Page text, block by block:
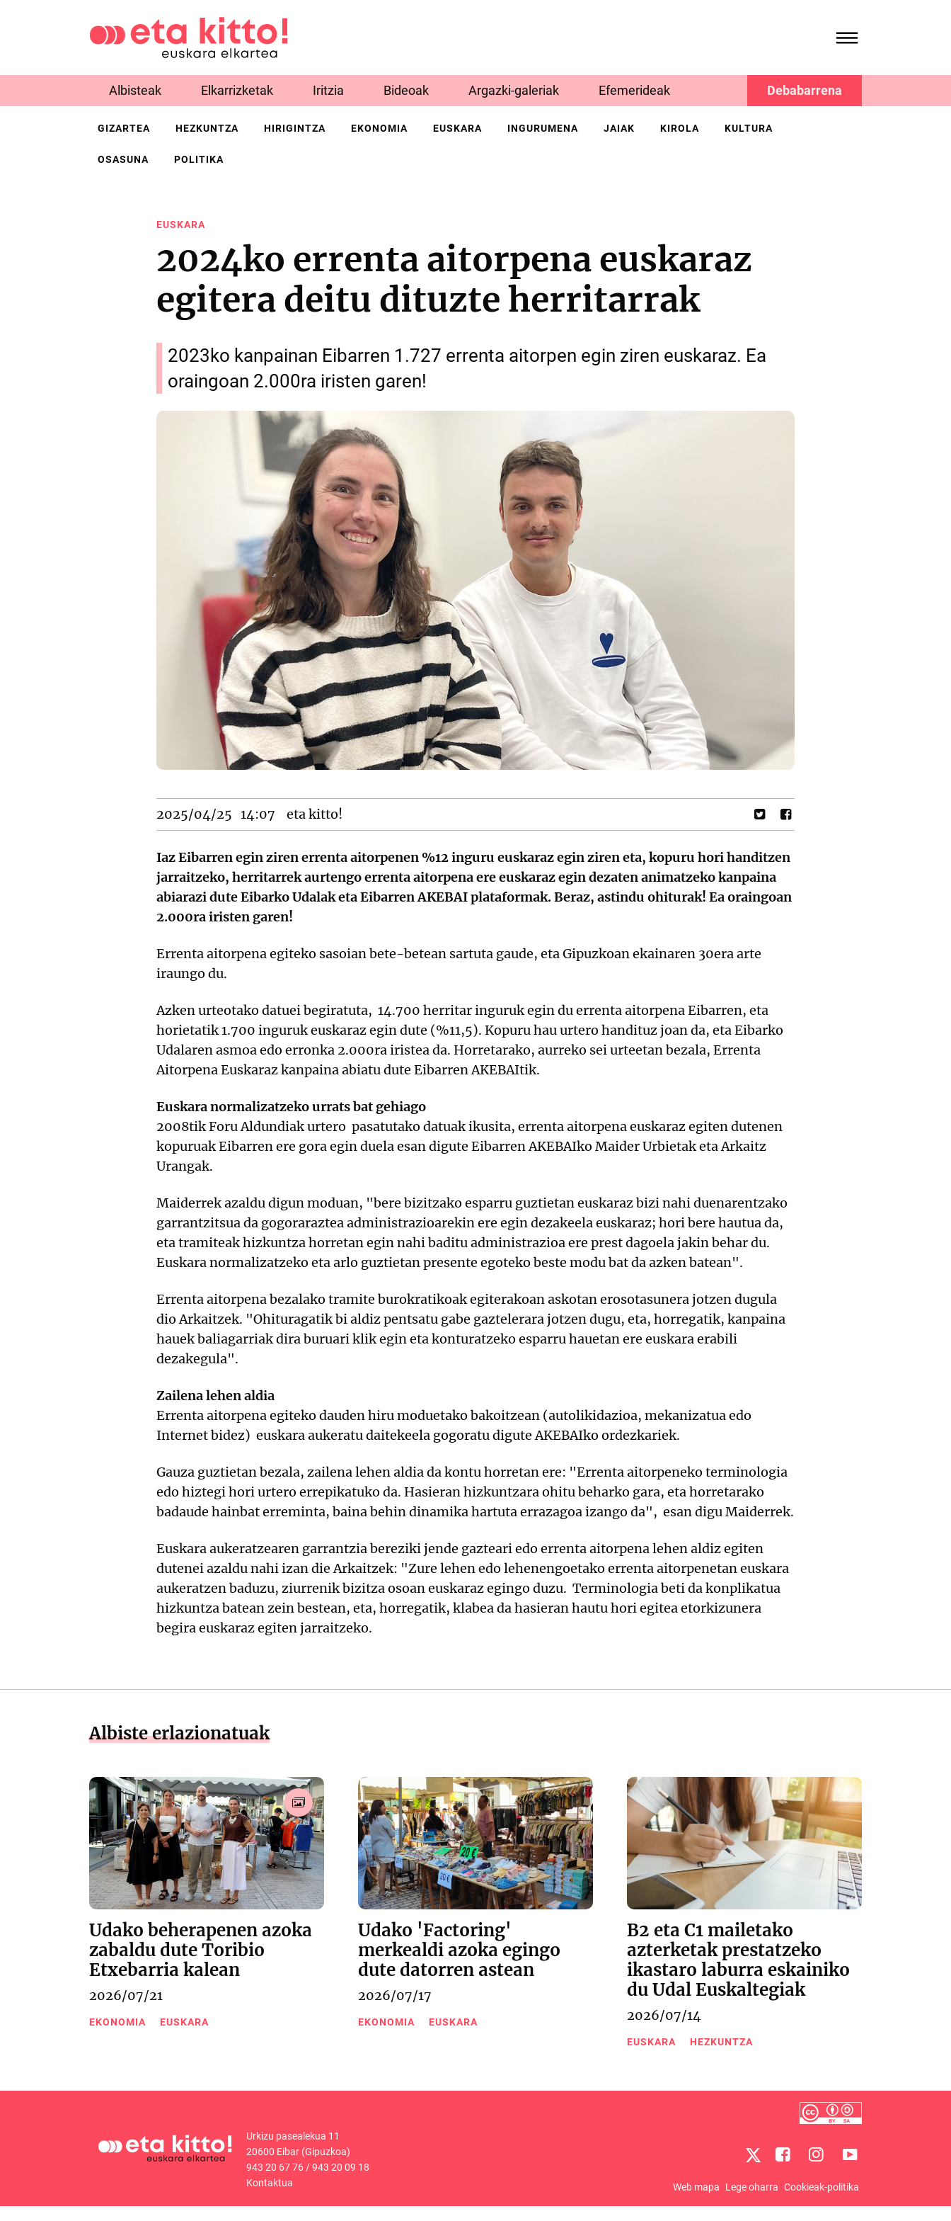
Albisteak Elkarrizketak Iritzia Bideoak Argazki-galeriak Efemerideak Debabarrena
GIZARTEA HEZKUNTZA HIRIGINTZA EKONOMIA EUSKARA INGURUMENA JAIAK KIROLA KULTURA
OSASUNA POLITIKA
EUSKARA
2024ko errenta aitorpena euskaraz
egitera deitu dituzte herritarrak
2023ko kanpainan Eibarren 1.727 errenta aitorpen egin ziren euskaraz. Ea
oraingoan 2.000ra iristen garen!
2025/04/25 14:07 eta kitto!
Iaz Eibarren egin ziren errenta aitorpenen %12 inguru euskaraz egin ziren eta, kopuru hori handitzen
jarraitzeko, herritarrek aurtengo errenta aitorpena ere euskaraz egin dezaten animatzeko kanpaina
abiarazi dute Eibarko Udalak eta Eibarren AKEBAI plataformak. Beraz, astindu ohiturak! Ea oraingoan
2.000ra iristen garen!
Errenta aitorpena egiteko sasoian bete-betean sartuta gaude, eta Gipuzkoan ekainaren 30era arte
iraungo du.
Azken urteotako datuei begiratuta, 14.700 herritar inguruk egin du errenta aitorpena Eibarren, eta
horietatik 1.700 inguruk euskaraz egin dute (%11,5). Kopuru hau urtero handituz joan da, eta Eibarko
Udalaren asmoa edo erronka 2.000ra iristea da. Horretarako, aurreko sei urteetan bezala, Errenta
Aitorpena Euskaraz kanpaina abiatu dute Eibarren AKEBAItik.
Euskara normalizatzeko urrats bat gehiago
2008tik Foru Aldundiak urtero pasatutako datuak ikusita, errenta aitorpena euskaraz egiten dutenen
kopuruak Eibarren ere gora egin duela esan digute Eibarren AKEBAIko Maider Urbietak eta Arkaitz
Urangak.
Maiderrek azaldu digun moduan, "bere bizitzako esparru guztietan euskaraz bizi nahi duenarentzako
garrantzitsua da gogoraraztea administrazioarekin ere egin dezakeela euskaraz; hori bere hautua da,
eta tramiteak hizkuntza horretan egin nahi baditu administrazioa ere prest dagoela jakin behar du.
Euskara normalizatzeko eta arlo guztietan presente egoteko beste modu bat da azken batean".
Errenta aitorpena bezalako tramite burokratikoak egiterakoan askotan erosotasunera jotzen dugula
dio Arkaitzek. "Ohituragatik bi aldiz pentsatu gabe gaztelerara jotzen dugu, eta, horregatik, kanpaina
hauek baliagarriak dira buruari klik egin eta konturatzeko esparru hauetan ere euskara erabili
dezakegula".
Zailena lehen aldia
Errenta aitorpena egiteko dauden hiru moduetako bakoitzean (autolikidazioa, mekanizatua edo
Internet bidez) euskara aukeratu daitekeela gogoratu digute AKEBAIko ordezkariek.
Gauza guztietan bezala, zailena lehen aldia da kontu horretan ere: "Errenta aitorpeneko terminologia
edo hiztegi hori urtero errepikatuko da. Hasieran hizkuntzara ohitu beharko gara, eta horretarako
badaude hainbat erreminta, baina behin dinamika hartuta errazagoa izango da", esan digu Maiderrek.
Euskara aukeratzearen garrantzia bereziki jende gazteari edo errenta aitorpena lehen aldiz egiten
dutenei azaldu nahi izan die Arkaitzek: "Zure lehen edo lehenengoetako errenta aitorpenetan euskara
aukeratzen baduzu, ziurrenik bizitza osoan euskaraz egingo duzu. Terminologia beti da konplikatua
hizkuntza batean zein bestean, eta, horregatik, klabea da hasieran hautu hori egitea etorkizunera
begira euskaraz egiten jarraitzeko.
Albiste erlazionatuak
Udako beherapenen azoka
zabaldu dute Toribio
Etxebarria kalean
2026/07/21
EKONOMIA EUSKARA
Udako 'Factoring'
merkealdi azoka egingo
dute datorren astean
2026/07/17
EKONOMIA EUSKARA
B2 eta C1 mailetako
azterketak prestatzeko
ikastaro laburra eskainiko
du Udal Euskaltegiak
2026/07/14
EUSKARA HEZKUNTZA
Urkizu pasealekua 11
20600 Eibar (Gipuzkoa)
943 20 67 76/943 20 09 18
Kontaktua
Web mapa Lege oharra Cookieak-politika